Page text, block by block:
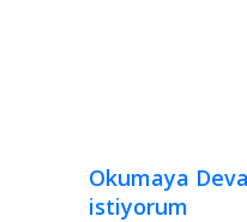
Okumaya
istiyorum